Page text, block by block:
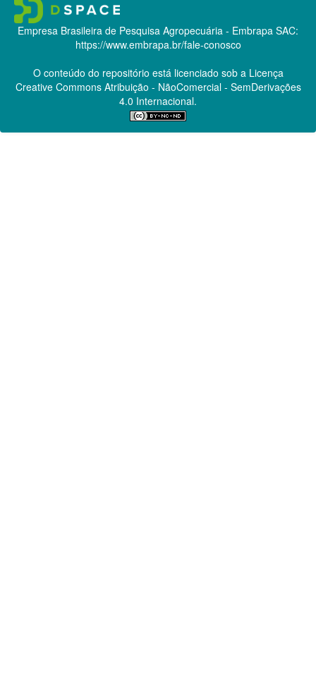
Empresa Brasileira de Pesquisa Agropecuária - Embrapa SAC:
https://www.embrapa.br/fale-conosco
O conteúdo do repositório está licenciado sob a Licença
Creative CommonsAtribuição - NãoComercial - SemDerivações
4.0 Internacional.